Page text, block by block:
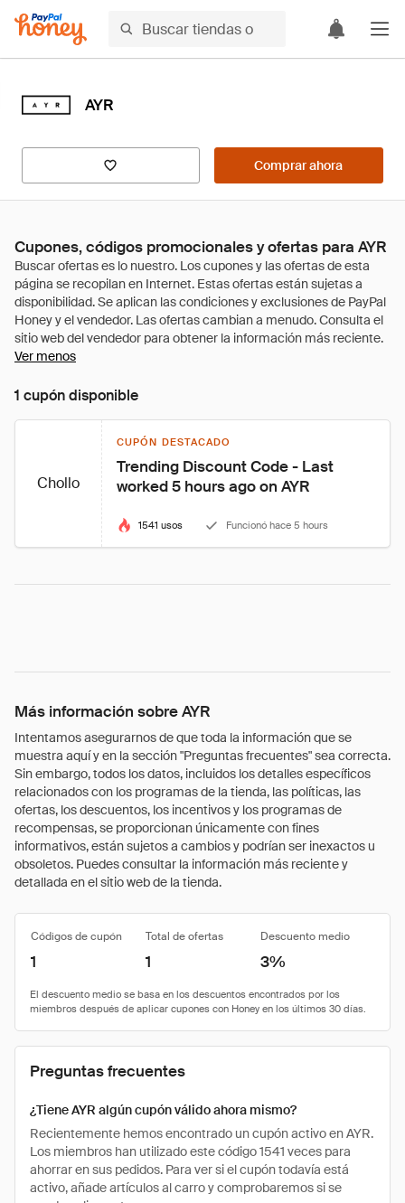
AYR
Comprar ahora
Cupones, códigos promocionales y ofertas para AYR
Ver menos
1 cupón disponible
Chollo
CUPÓN DESTACADO
Trending Discount Code - Last
worked 5 hours ago on AYR
1541 usos Funcionó hace 5 hours
Más información sobre AYR
Intentamos asegurarnos de que toda la información que se
muestra aquí y en la sección "Preguntas frecuentes" sea correcta.
Sin embargo, todos los datos, incluidos los detalles específicos
relacionados con los programas de la tienda, las políticas, las
ofertas, los descuentos, los incentivos y los programas de
recompensas, se proporcionan únicamente con fines
informativos, están sujetos a cambios y podrían ser inexactos u
obsoletos. Puedes consultar la información más reciente y
detallada en el sitio web de la tienda.
Códigos de cupón Total de ofertas Descuento medio
1 1 3%
Preguntas frecuentes
¿Tiene AYR algún cupón válido ahora mismo?
Recientemente hemos encontrado un cupón activo en AYR.
Los miembros han utilizado este código 1541 veces para
ahorrar en sus pedidos. Para ver si el cupón todavía está
activo, añade artículos al carro y comprobaremos si se